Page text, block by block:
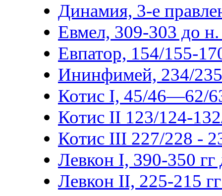
Динамия, 3-е
Евмел, 309-303 до н.
Евпатор, 154/155-
Ининфимей, 234/
Котис I, 45/46—62/
Котис II 123/124-
Котис III 227/228 -
Левкон I, 390-350 гг
Левкон II, 225-215